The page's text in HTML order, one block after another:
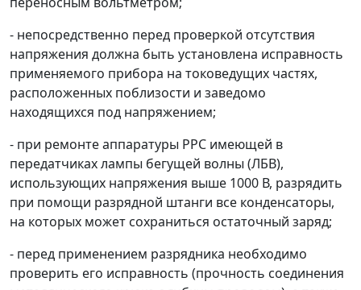
- непосредственно перед проверкой отсутствия
напряжения должна быть установлена исправность
применяемого прибора на токоведущих частях,
расположенных поблизости и заведомо
находящихся под напряжением;
- при ремонте аппаратуры РРС имеющей в
передатчиках лампы бегущей волны (ЛБВ),
использующих напряжения выше 1000 В, разрядить
при помощи разрядной штанги все конденсаторы,
на которых может сохраниться остаточный заряд;
- перед применением разрядника необходимо
проверить его исправность (прочность соединения